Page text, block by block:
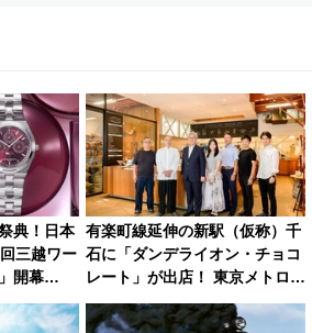
典！日本
三越ワー
開幕
日】
有楽町線延伸の新駅（仮称）千
石に「ダンデライオン・チョコ
レート」が出店！ 東京メトロが
1億円出資で挑む新時代のまち
づくりとは？